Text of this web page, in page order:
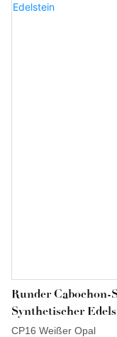
Runder Cabochon-
Synthetischer
CP16 Weißer Opal